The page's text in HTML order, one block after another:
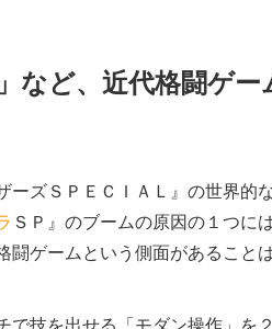
など、近代格闘ゲ
ーズＳＰＥＣＩＡＬ』の世界的
ＳＰ』のブームの原因の１つに
闘ゲームという側面があること
技を出せる「モダン操作」を